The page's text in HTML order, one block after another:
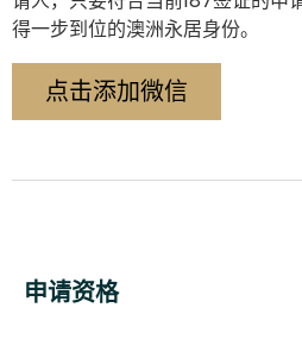
得一步到位的澳洲永居身份。
点击添加微信
申请资格